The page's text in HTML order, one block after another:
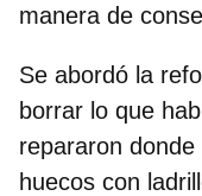
manera de
Se abordó la
borrar lo que
repararon
huecos con